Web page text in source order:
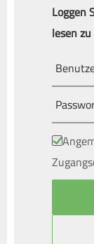
Loggen
lesen